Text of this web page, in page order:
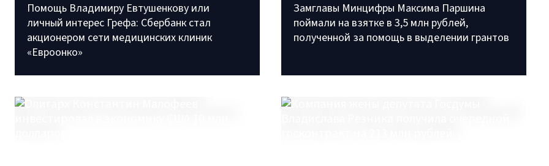
Помощь Владимиру Евтушенкову или
личный интерес Грефа: Сбербанк стал
акционером сети медицинских клиник
«Евроонко»
Замглавы Минцифры Максима Паршина
поймали на взятке в 3,5 млн рублей,
полученной за помощь в выделении грантов